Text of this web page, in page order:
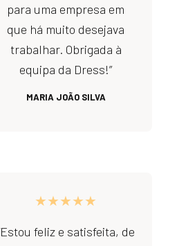
para uma empresa em
que há muito desejava
trabalhar. Obrigada à
equipa da Dress!”
MARIA JOÃO SILVA
★★★★★
feliz e satisfeita, de